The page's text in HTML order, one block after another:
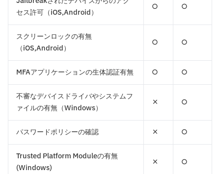
セス許可（iOS,Android）
○ ○
スクリーンロックの有無
（iOS,Android）
○ ○
MFAアプリケーションの生体認証有無 ○ ○
不審なデバイスドライバやシステムフ
ァイルの有無（Windows）
× ○
パスワードポリシーの確認 × ○
Trusted Platform Moduleの有無
(Windows)
× ○